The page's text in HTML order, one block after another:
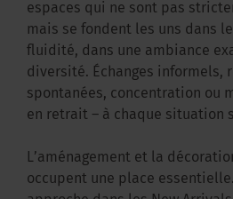
espaces qui ne sont pas
mais se fondent les uns dans
fluidité, dans une ambiance
diversité. Échanges informels,
spontanées, concentration ou
en retrait – à chaque situation
L’aménagement et la
occupent une place